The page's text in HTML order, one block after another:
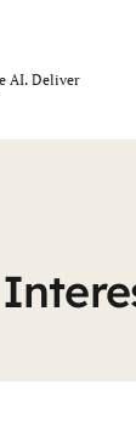
AI. Deliver